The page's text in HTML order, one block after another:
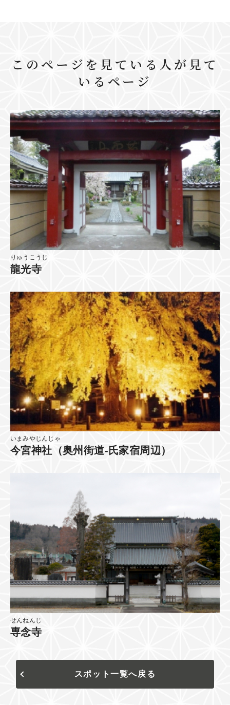
このページを見ている人が見て
いるページ
りゅうこうじ
龍光寺
いまみやじんじゃ
今宮神社（奥州街道-氏家宿周辺）
せんねんじ
専念寺
スポット一覧へ戻る